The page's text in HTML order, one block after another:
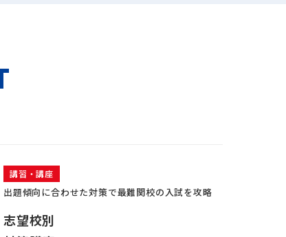
講習・講座
出題傾向に合わせた対策で最難関校の入試を攻略
志望校別